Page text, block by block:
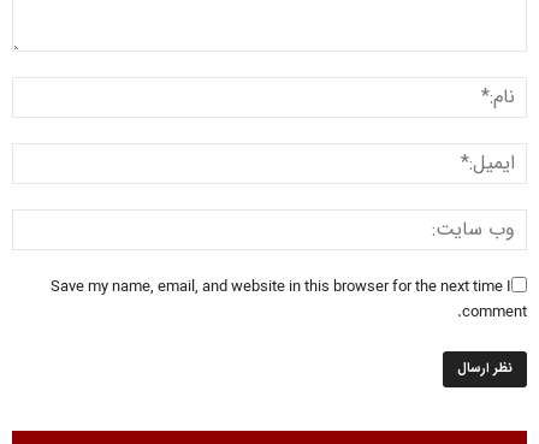
Save my name, email, and website in this browser for the next time I
comment.